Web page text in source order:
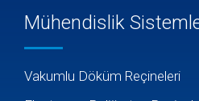
Mühendislik
Vakumlu Döküm Reçineleri